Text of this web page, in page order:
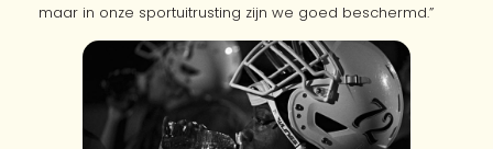
maar in onze sportuitrusting zijn we goed beschermd.”